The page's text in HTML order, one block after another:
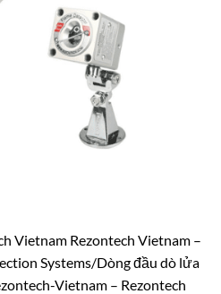
Vietnam Rezontech Vietnam –
Systems/Dòng đầu dò lửa
Vietnam – Rezontech